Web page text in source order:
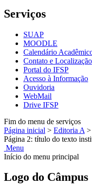
Serviços
SUAP
MOODLE
Calendário
Contato e Localização
Portal do IFSP
Acesso à Informação
Ouvidoria
WebMail
Drive IFSP
Fim do menu de serviços
Página inicial > Editoria A >
Página 2: título do texto
Menu
Início do menu principal
Logo do Câmpus